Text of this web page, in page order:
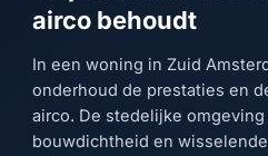
airco behoudt
In een woning in Zuid
onderhoud de prestaties en
airco. De stedelijke
bouwdichtheid en